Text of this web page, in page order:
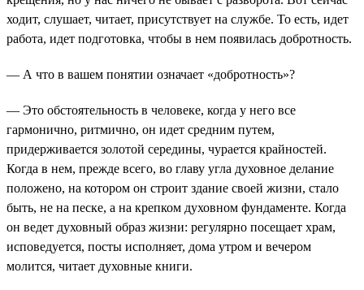
ходит, слушает, читает, присутствует на службе. То есть, идет
работа, идет подготовка, чтобы в нем появилась добротность.
— А что в вашем понятии означает «добротность»?
— Это обстоятельность в человеке, когда у него все
гармонично, ритмично, он идет средним путем,
придерживается золотой середины, чурается крайностей.
Когда в нем, прежде всего, во главу угла духовное делание
положено, на котором он строит здание своей жизни, стало
быть, не на песке, а на крепком духовном фундаменте. Когда
он ведет духовный образ жизни: регулярно посещает храм,
исповедуется, посты исполняет, дома утром и вечером
молится, читает духовные книги.